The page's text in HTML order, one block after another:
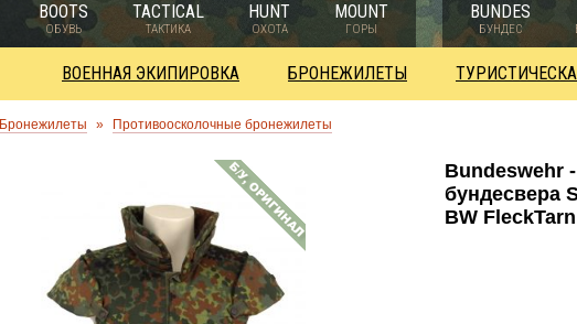
BOOTS
ОБУВЬ
TACTICAL
ТАКТИКА
HUNT
ОХОТА
MOUNT
ГОРЫ
BUNDES
БУНДЕС
ВОЕННАЯ ЭКИПИРОВКА БРОНЕЖИЛЕТЫ
Бронежилеты » Противоосколочные бронежилеты
Bundeswehr
бундесвера
BW